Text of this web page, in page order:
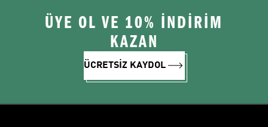
ÜYE OL VE 10% İNDİRİM
KAZAN
ÜCRETSİZ KAYDOL